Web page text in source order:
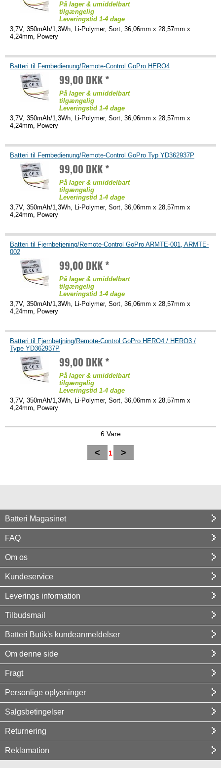
På lager & umiddelbart
tilgængelig
Leveringstid 1-4 dage
3,7V, 350mAh/1,3Wh, Li-Polymer, Sort, 36,06mm x 28,57mm x
4,24mm, Powery
Batteri til Fernbedienung/Remote-Control GoPro HERO4
99,00 DKK *
På lager & umiddelbart
tilgængelig
Leveringstid 1-4 dage
3,7V, 350mAh/1,3Wh, Li-Polymer, Sort, 36,06mm x 28,57mm x
4,24mm, Powery
Batteri til Fernbedienung/Remote-Control GoPro Typ YD362937P
99,00 DKK *
På lager & umiddelbart
tilgængelig
Leveringstid 1-4 dage
3,7V, 350mAh/1,3Wh, Li-Polymer, Sort, 36,06mm x 28,57mm x
4,24mm, Powery
Batteri til Fjernbetjening/Remote-Control GoPro ARMTE-001, ARMTE-
002
99,00 DKK *
På lager & umiddelbart
tilgængelig
Leveringstid 1-4 dage
3,7V, 350mAh/1,3Wh, Li-Polymer, Sort, 36,06mm x 28,57mm x
4,24mm, Powery
Batteri til Fjernbetjning/Remote-Control GoPro HERO4 / HERO3 /
Type YD362937P
99,00 DKK *
På lager & umiddelbart
tilgængelig
Leveringstid 1-4 dage
3,7V, 350mAh/1,3Wh, Li-Polymer, Sort, 36,06mm x 28,57mm x
4,24mm, Powery
6 Vare
< 1 >
Batteri Magasinet
FAQ
Om os
Kundeservice
Leverings information
Tilbudsmail
Batteri Butik's kundeanmeldelser
Om denne side
Fragt
Personlige oplysninger
Salgsbetingelser
Returnering
Reklamation